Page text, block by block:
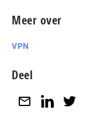
Meer over
VPN
Deel